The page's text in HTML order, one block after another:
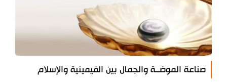
صناعة الموضــة والجمال بين الفيمينية والإسلام